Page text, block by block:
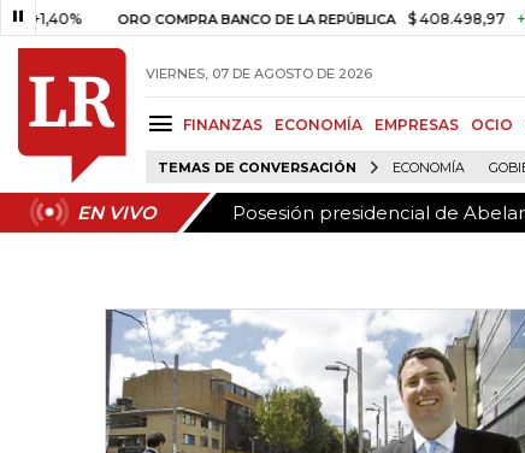
ORO COMPRA BANCO DE LA REPÚBLICA $ 408.498,97 +$
VIERNES, 07 DE AGOSTO DE 2026
FINANZAS ECONOMÍA EMPRESAS OCIO
TEMAS DE CONVERSACIÓN ECONOMÍA
EN VIVO Posesión presidencial de
EN VIVO Posesión presidencial de